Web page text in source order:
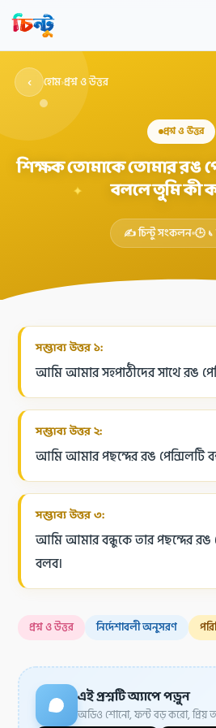
✦
‹ হোম›প্রশ্ন ও উত্তর
প্রশ্ন ও উত্তর
শিক্ষক তোমাকে তোমার রঙ
বললে তুমি কী
✍️ চিন্টু সংকলন 🕒 ১
সম্ভাব্য উত্তর ১:
আমি আমার সহপাঠীদের সাথে রঙ
সম্ভাব্য উত্তর ২:
আমি আমার পছন্দের রঙ পেন্সিলটি
সম্ভাব্য উত্তর ৩:
আমি আমার বন্ধুকে তার পছন্দের রঙ
বলব।
প্রশ্ন ও উত্তর নির্দেশাবলী অনুসরণ
এই প্রশ্নটি অ্যাপে পড়ুন
অডিও শোনো, ফন্ট বড় করো, প্রিয়